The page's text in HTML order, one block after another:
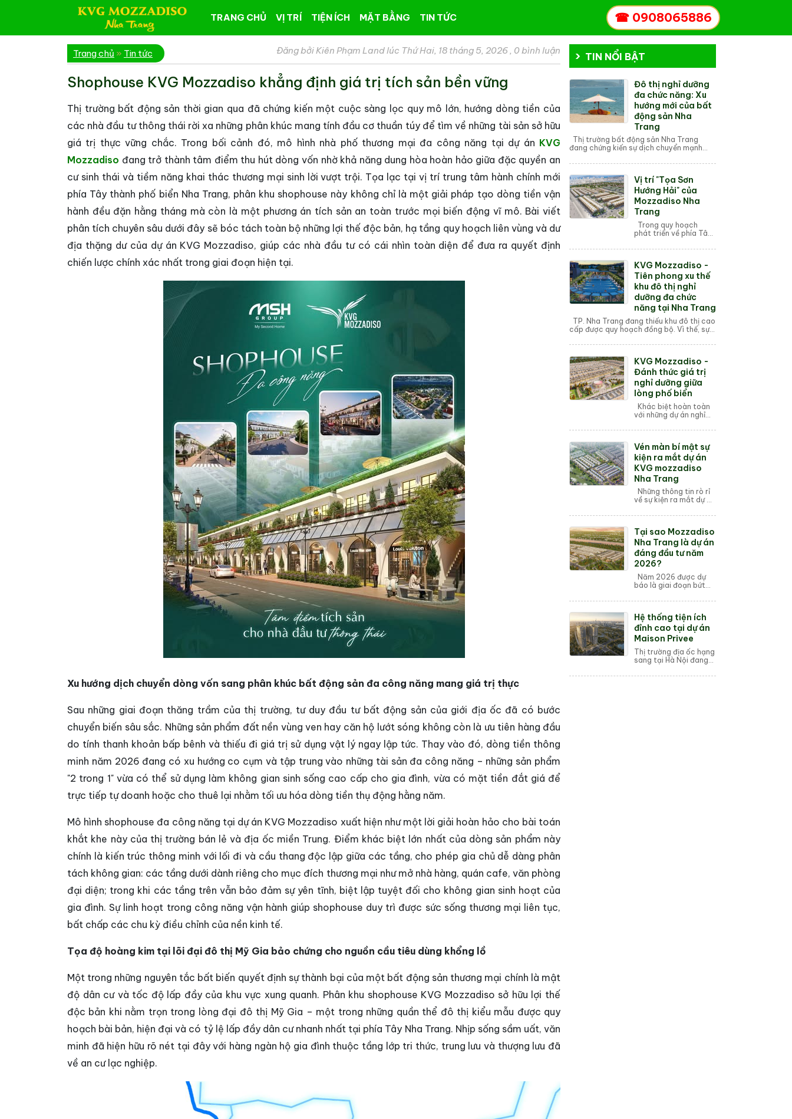
TRANG CHỦ VỊ TRÍ TIỆN ÍCH MẶT BẰNG TIN TỨC ☎ 0908065886
Trang chủ » Tin tức Đăng bởi Kiên Phạm Land lúc Thứ Hai, 18 tháng 5, 2026, 0 bình luận
Shophouse KVG Mozzadiso khẳng định giá trị tích sản bền vững
Thị trường bất động sản thời gian qua đã chứng kiến một cuộc sàng lọc quy mô lớn, hướng dòng tiền của
các nhà đầu tư thông thái rời xa những phân khúc mang tính đầu cơ thuần túy để tìm về những tài sản sở hữu
giá trị thực vững chắc. Trong bối cảnh đó, mô hình nhà phố thương mại đa công năng tại dự án KVG
Mozzadiso đang trở thành tâm điểm thu hút dòng vốn nhờ khả năng dung hòa hoàn hảo giữa đặc quyền an
cư sinh thái và tiềm năng khai thác thương mại sinh lời vượt trội. Tọa lạc tại vị trí trung tâm hành chính mới
phía Tây thành phố biển Nha Trang, phân khu shophouse này không chỉ là một giải pháp tạo dòng tiền vận
hành đều đặn hằng tháng mà còn là một phương án tích sản an toàn trước mọi biến động vĩ mô. Bài viết
phân tích chuyên sâu dưới đây sẽ bóc tách toàn bộ những lợi thế độc bản, hạ tầng quy hoạch liên vùng và dư
địa thặng dư của dự án KVG Mozzadiso, giúp các nhà đầu tư có cái nhìn toàn diện để đưa ra quyết định
chiến lược chính xác nhất trong giai đoạn hiện tại.
Xu hướng dịch chuyển dòng vốn sang phân khúc bất động sản đa công năng mang giá trị thực
Sau những giai đoạn thăng trầm của thị trường, tư duy đầu tư bất động sản của giới địa ốc đã có bước
chuyển biến sâu sắc. Những sản phẩm đất nền vùng ven hay căn hộ lướt sóng không còn là ưu tiên hàng đầu
do tính thanh khoản bấp bênh và thiếu đi giá trị sử dụng vật lý ngay lập tức. Thay vào đó, dòng tiền thông
minh năm 2026 đang có xu hướng co cụm và tập trung vào những tài sản đa công năng – những sản phẩm
"2 trong 1" vừa có thể sử dụng làm không gian sinh sống cao cấp cho gia đình, vừa có mặt tiền đắt giá để
trực tiếp tự doanh hoặc cho thuê lại nhằm tối ưu hóa dòng tiền thụ động hằng năm.
Mô hình shophouse đa công năng tại dự án KVG Mozzadiso xuất hiện như một lời giải hoàn hảo cho bài toán
khắt khe này của thị trường bán lẻ và địa ốc miền Trung. Điểm khác biệt lớn nhất của dòng sản phẩm này
chính là kiến trúc thông minh với lối đi và cầu thang độc lập giữa các tầng, cho phép gia chủ dễ dàng phân
tách không gian: các tầng dưới dành riêng cho mục đích thương mại như mở nhà hàng, quán cafe, văn phòng
đại diện; trong khi các tầng trên vẫn bảo đảm sự yên tĩnh, biệt lập tuyệt đối cho không gian sinh hoạt của
gia đình. Sự linh hoạt trong công năng vận hành giúp shophouse duy trì được sức sống thương mại liên tục,
bất chấp các chu kỳ điều chỉnh của nền kinh tế.
Tọa độ hoàng kim tại lõi đại đô thị Mỹ Gia bảo chứng cho nguồn cầu tiêu dùng khổng lồ
Một trong những nguyên tắc bất biến quyết định sự thành bại của một bất động sản thương mại chính là mật
độ dân cư và tốc độ lấp đầy của khu vực xung quanh. Phân khu shophouse KVG Mozzadiso sở hữu lợi thế
độc bản khi nằm trọn trong lòng đại đô thị Mỹ Gia – một trong những quần thể đô thị kiểu mẫu được quy
hoạch bài bản, hiện đại và có tỷ lệ lấp đầy dân cư nhanh nhất tại phía Tây Nha Trang. Nhịp sống sầm uất, văn
minh đã hiện hữu rõ nét tại đây với hàng ngàn hộ gia đình thuộc tầng lớp tri thức, trung lưu và thượng lưu đã
về an cư lạc nghiệp.
TIN NỔI BẬT
Đô thị nghỉ dưỡng
đa chức năng: Xu
hướng mới của bất
động sản Nha
Trang
Thị trường bất động sản Nha Trang
đang chứng kiến sự dịch chuyển mạnh
nghỉ dưỡng truyền thống dần nh...
Vị trí "Tọa Sơn
Hướng Hải" của
Mozzadiso Nha
Trang
Trong quy hoạch
phát triển về phía Tây
KVG Mozzadiso được
nằm trên trục xương
sống Võ...
KVG Mozzadiso -
Tiên phong xu thế
khu đô thị nghỉ
dưỡng đa chức
năng tại Nha Trang
TP. Nha Trang đang thiếu khu đô thị cao
cấp được quy hoạch đồng bộ. Vì thế, sự
thành mối quan tâm ...
KVG Mozzadiso -
Đánh thức giá trị
nghỉ dưỡng giữa
lòng phố biển
Khác biệt hoàn toàn
với những dự án nghỉ
sát tại mặt biển Trần
mang đến một làn gió
mới cho thị trư...
Vén màn bí mật sự
kiện ra mắt dự án
KVG mozzadiso
Nha Trang
Những thông tin rò rỉ
về sự kiện ra mắt dự án
tổ chức vào ngày
Quinter Central Nha
Trang, 86/4 Trần Phú...
Tại sao Mozzadiso
Nha Trang là dự án
đáng đầu tư năm
2026?
Năm 2026 được dự
báo là giai đoạn bứt
trường bất động sản
án hạ tầng trọng điểm
đi vào vận hành. ...
Hệ thống tiện ích
đỉnh cao tại dự án
Maison Privee
Thị trường địa ốc hạng
sang tại Hà Nội đang
khác biệt khi định